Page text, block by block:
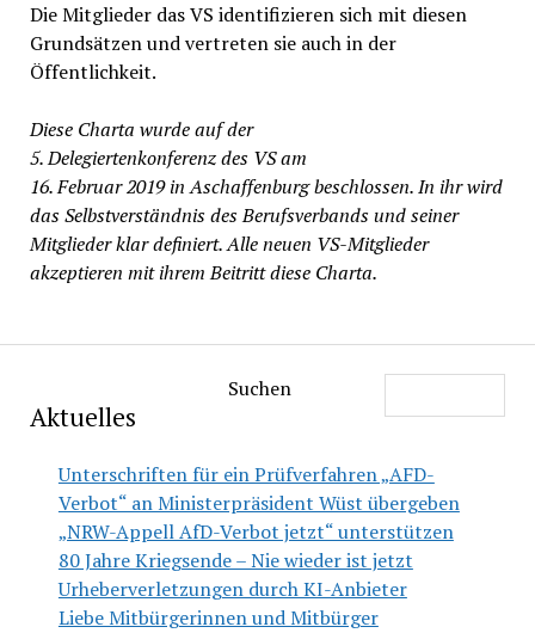
Die Mitglieder das VS identifizieren sich mit diesen
Grundsätzen und vertreten sie auch in der
Öffentlichkeit.
Diese Charta wurde auf der
5. Delegiertenkonferenz des VS am
16. Februar 2019 in Aschaffenburg beschlossen. In ihr wird
das Selbstverständnis des Berufsverbands und seiner
Mitglieder klar definiert. Alle neuen VS-Mitglieder
akzeptieren mit ihrem Beitritt diese Charta.
Suchen
Aktuelles
Unterschriften für ein Prüfverfahren „AFD-
Verbot“ an Ministerpräsident Wüst übergeben
„NRW-Appell AfD-Verbot jetzt“ unterstützen
80 Jahre Kriegsende – Nie wieder ist jetzt
Urheberverletzungen durch KI-Anbieter
Liebe Mitbürgerinnen und Mitbürger